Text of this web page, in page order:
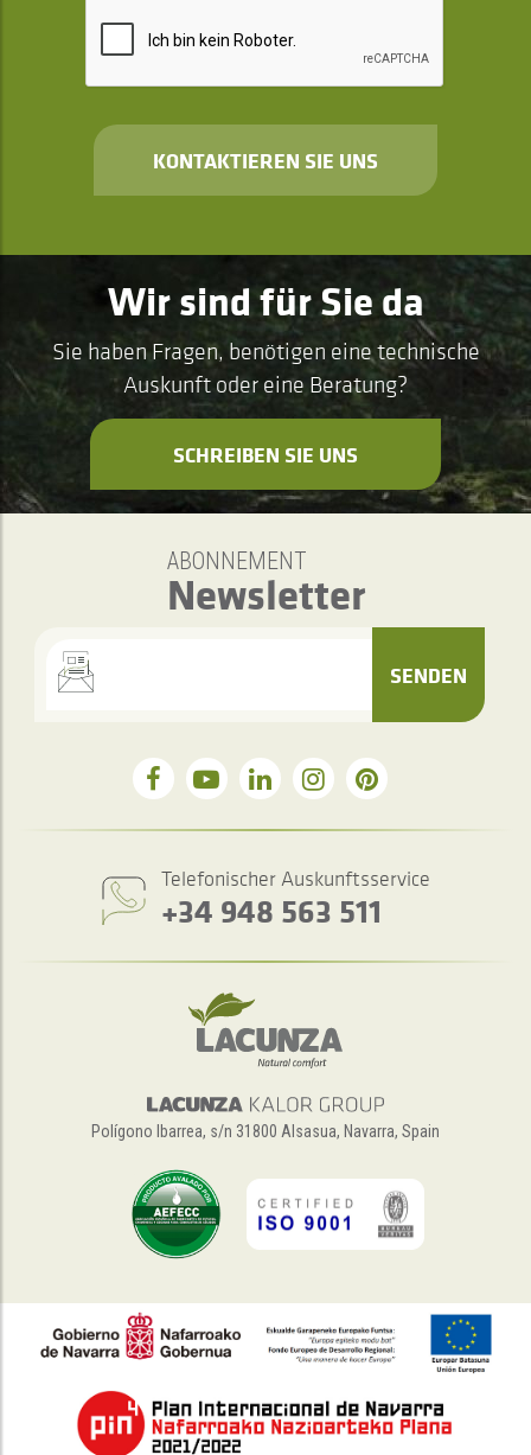
KONTAKTIEREN SIE UNS
Wir sind für Sie da
Sie haben Fragen, benötigen eine technische
Auskunft oder eine Beratung?
SCHREIBEN SIE UNS
ABONNEMENT
Newsletter
SENDEN
Telefonischer Auskunftsservice
+34 948 563 511
Polígono Ibarrea, s/n 31800 Alsasua, Navarra, Spain